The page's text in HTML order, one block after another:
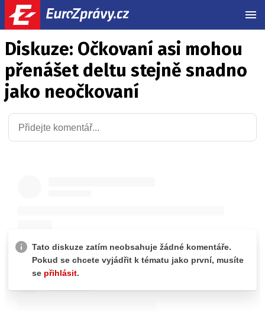
Diskuze: Očkovaní asi mohou
přenášet deltu stejně snadno
jako neočkovaní